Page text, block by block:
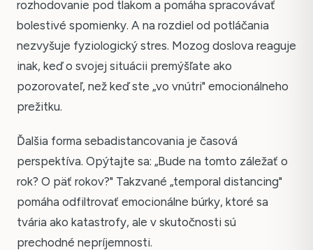
rozhodovanie pod tlakom a pomáha spracovávať
bolestivé spomienky. A na rozdiel od potláčania
nezvyšuje fyziologický stres. Mozog doslova reaguje
inak, keď o svojej situácii premýšľate ako
pozorovateľ, než keď ste „vo vnútri" emocionálneho
prežitku.
Ďalšia forma sebadistancovania je časová
perspektíva. Opýtajte sa: „Bude na tomto záležať o
rok? O päť rokov?" Takzvané „temporal distancing"
pomáha odfiltrovať emocionálne búrky, ktoré sa
tvária ako katastrofy, ale v skutočnosti sú
prechodné nepríjemnosti.